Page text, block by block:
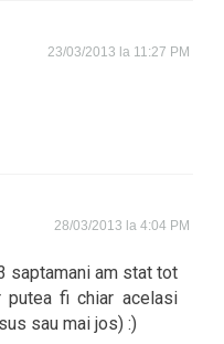
23/03/2013 la 11:27 PM
28/03/2013 la 4:04 PM
saptamani am stat tot
putea fi chiar acelasi
sau mai jos) :)